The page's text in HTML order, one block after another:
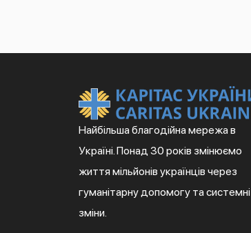
Найбільша благодійна мережа в
Україні. Понад 30 років змінюємо
життя мільйонів українців через
гуманітарну допомогу та системні
зміни.